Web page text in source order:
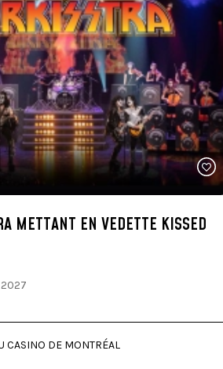
METTANT EN VEDETTE KISSED
2027
CASINO DE MONTRÉAL